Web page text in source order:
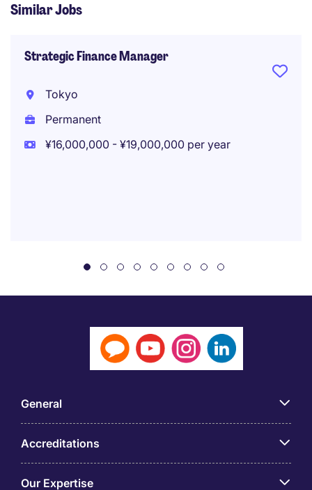
Similar Jobs
Strategic Finance Manager
Tokyo
Permanent
¥16,000,000 - ¥19,000,000 per year
General
Accreditations
Our Expertise